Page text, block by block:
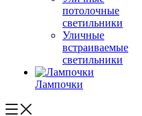
потолочные
светильники
Уличные
встраиваемые
светильники
Лампочки